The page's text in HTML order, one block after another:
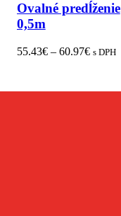
Ovalné predĺženie
0,5m
55.43€– 60.97€ s DPH